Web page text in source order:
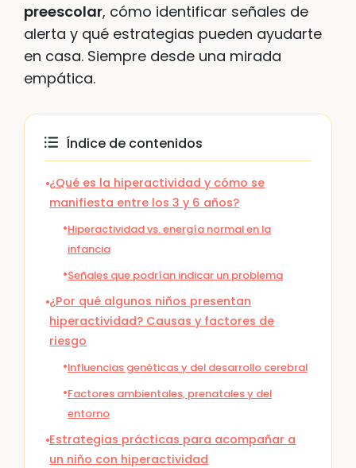
preescolar, cómo identificar señales de
alerta y qué estrategias pueden ayudarte
en casa. Siempre desde una mirada
empática.
Índice de contenidos
¿Qué es la hiperactividad y cómo se
manifiesta entre los 3 y 6 años?
Hiperactividad vs. energía normal en la
infancia
Señales que podrían indicar un problema
¿Por qué algunos niños presentan
hiperactividad? Causas y factores de
riesgo
Influencias genéticas y del desarrollo cerebral
Factores ambientales, prenatales y del
entorno
Estrategias prácticas para acompañar a
un niño con hiperactividad